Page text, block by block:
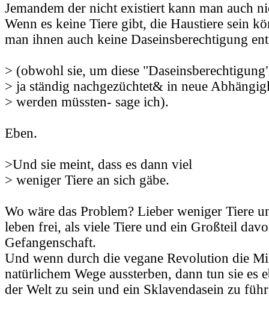
Jemandem der nicht existiert kann man auch
Wenn es keine Tiere gibt, die Haustiere sein
man ihnen auch keine Daseinsberechtigung
> (obwohl sie, um diese
> ja ständig nachgezüchtet& in neue
> werden müssten- sage ich).
Eben.
>Und sie meint, dass es dann viel
> weniger Tiere an sich gäbe.
Wo wäre das Problem? Lieber weniger Tiere
leben frei, als viele Tiere und ein Großteil
Gefangenschaft.
Und wenn durch die vegane Revolution die
natürlichem Wege aussterben, dann tun sie es
der Welt zu sein und ein Sklavendasein zu